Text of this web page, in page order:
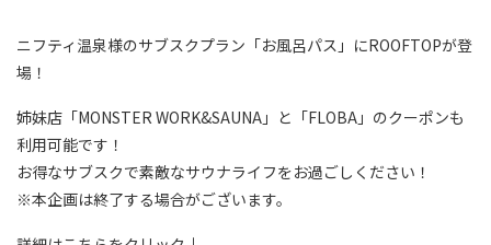
ニフティ温泉様のサブスクプラン「お風呂パス」にROOFTOPが登
場！
姉妹店「MONSTER WORK&SAUNA」と「FLOBA」のクーポンも
利用可能です！
お得なサブスクで素敵なサウナライフをお過ごしください！
※本企画は終了する場合がございます。